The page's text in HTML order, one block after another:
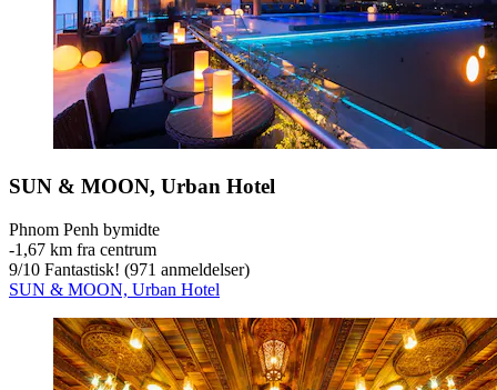
SUN & MOON, Urban Hotel
Phnom Penh bymidte
‐1,67 km fra centrum
9/10 Fantastisk! (971 anmeldelser)
SUN & MOON, Urban Hotel